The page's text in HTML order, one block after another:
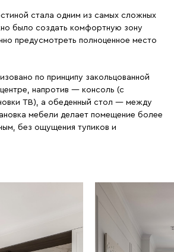
стала одним из самых сложных
было создать комфортную зону
предусмотреть полноценное место
по принципу закольцованной
напротив — консоль (с
ТВ), а обеденный стол — между
мебели делает помещение более
без ощущения тупиков и